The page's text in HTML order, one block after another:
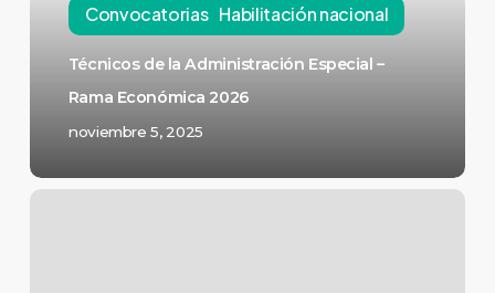
Convocatorias Habilitación nacional
Técnicos de la Administración Especial –
Rama Económica 2026
noviembre 5, 2025